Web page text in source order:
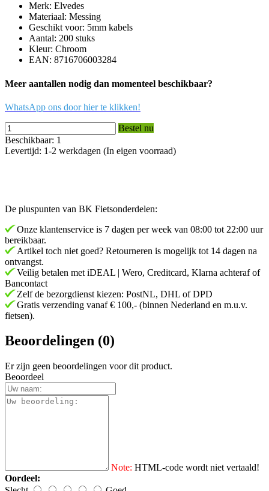
Merk: Elvedes
Materiaal: Messing
Geschikt voor: 5mm kabels
Aantal: 200 stuks
Kleur: Chroom
EAN: 8716706003284
Meer aantallen nodig dan momenteel beschikbaar?
WhatsApp ons door hier te klikken!
Bestel nu
Beschikbaar: 1
Levertijd: 1-2 werkdagen (In eigen voorraad)
De pluspunten van BK Fietsonderdelen:
Onze klantenservice is 7 dagen per week van 08:00 tot 22:00 uur
bereikbaar.
Artikel toch niet goed? Retourneren is mogelijk tot 14 dagen na
ontvangst.
Veilig betalen met iDEAL | Wero, Creditcard, Klarna achteraf of
Bancontact
Zelf de bezorgdienst kiezen: PostNL, DHL of DPD
Gratis verzending vanaf € 100,- (binnen Nederland en m.u.v.
fietsen).
Beoordelingen (0)
Er zijn geen beoordelingen voor dit product.
Beoordeel
Note: HTML-code wordt niet vertaald!
Oordeel: